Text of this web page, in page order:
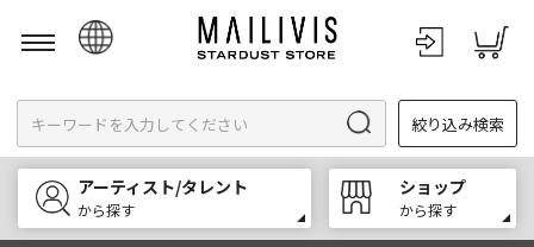
English
한국어
中文
絞り込み検索
アーティスト/タレント
から探す
ショップ
から探す